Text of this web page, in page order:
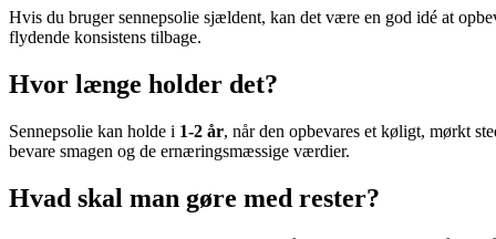
Hvis du bruger sennepsolie sjældent, kan det være en god idé at
flydende konsistens tilbage.
Hvor længe holder det?
Sennepsolie kan holde i 1-2 år, når den opbevares et køligt, mørkt
bevare smagen og de ernæringsmæssige værdier.
Hvad skal man gøre med rester?